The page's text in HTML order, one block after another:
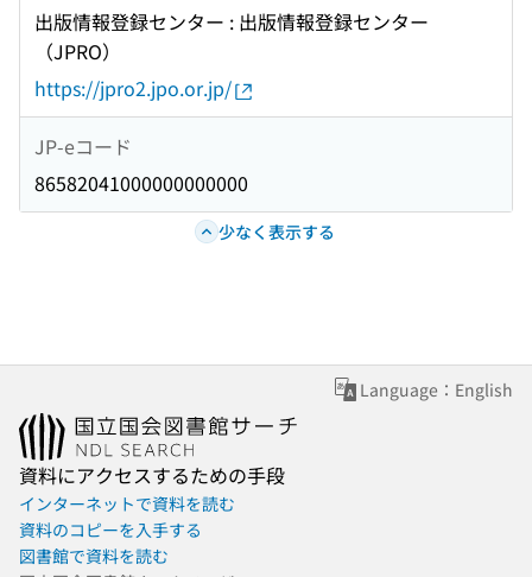
出版情報登録センター : 出版情報登録センター
（JPRO）
https://jpro2.jpo.or.jp/
JP-eコード
86582041000000000000
少なく表示する
Language：English
資料にアクセスするための手段
インターネットで資料を読む
資料のコピーを入手する
図書館で資料を読む